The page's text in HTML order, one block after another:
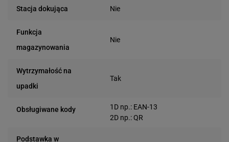
Stacja dokująca Nie
Funkcja
magazynowania
Nie
Wytrzymałość na
upadki
Tak
Obsługiwane kody
1D np.: EAN-13
2D np.: QR
Podstawka w